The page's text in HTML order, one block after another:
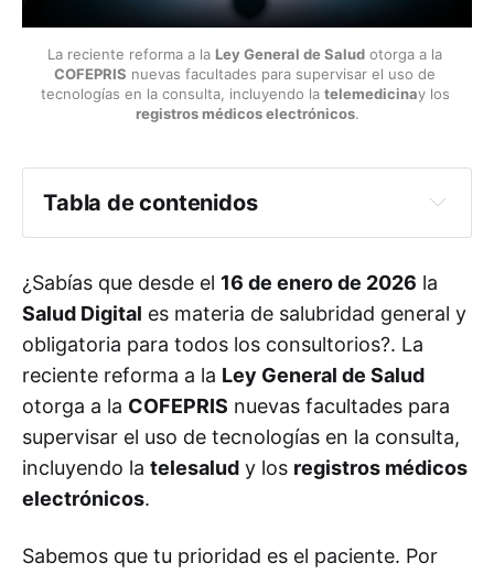
La reciente reforma a la Ley General de Salud
COFEPRIS nuevas facultades para supervisar el uso de
tecnologías en la consulta, incluyendo la telemedicina
registros médicos electrónicos.
Tabla de contenidos
Introducción: El nuevo panorama
de la Salud Digital
Recursos Gratuitos para tu
Consultorio
Claves de la Reforma a la Ley
General de Salud
Tabla de Cumplimiento: Retos y
Soluciones Digitales
Relevantes
¿Sabías que desde el 16 de enero de 2026 la
Salud Digital es materia de salubridad general y
obligatoria para todos los consultorios?. La
reciente reforma a la Ley General de Salud
otorga a la COFEPRIS nuevas facultades para
supervisar el uso de tecnologías en la consulta,
incluyendo la telesalud y los registros médicos
electrónicos.
Sabemos que tu prioridad es el paciente. Por